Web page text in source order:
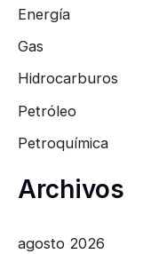
Energía
Gas
Hidrocarburos
Petróleo
Petroquímica
Archivos
agosto 2026